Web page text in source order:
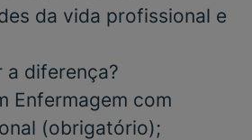
da vida profissional e
a diferença?
Enfermagem com
(obrigatório);